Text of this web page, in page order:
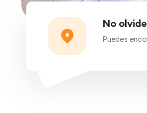
No
Puedes